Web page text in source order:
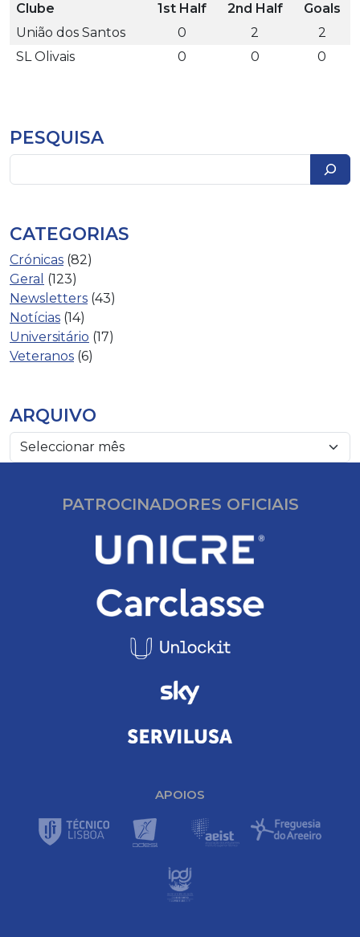
Clube 1st Half 2nd Half
Goals
União dos Santos
0 2
2
SL Olivais
0 0 0
PESQUISA
CATEGORIAS
Crónicas (82)
Geral (123)
Newsletters (43)
Notícias (14)
Universitário (17)
Veteranos (6)
ARQUIVO
PATROCINADORES OFICIAIS
APOIOS